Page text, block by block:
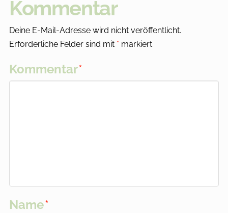
Kommentar
Deine E-Mail-Adresse wird nicht veröffentlicht.
Erforderliche Felder sind mit * markiert
Kommentar*
Name*